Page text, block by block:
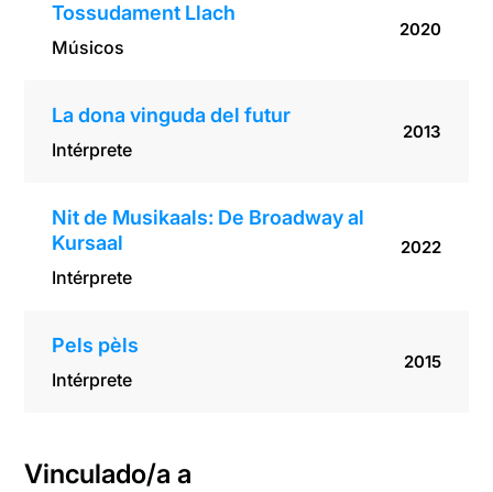
Tossudament Llach
Músicos
2020
La dona vinguda del futur
Intérprete
2013
Nit de Musikaals: De Broadway al
Kursaal
Intérprete
2022
Pels pèls
Intérprete
2015
Vinculado/a a